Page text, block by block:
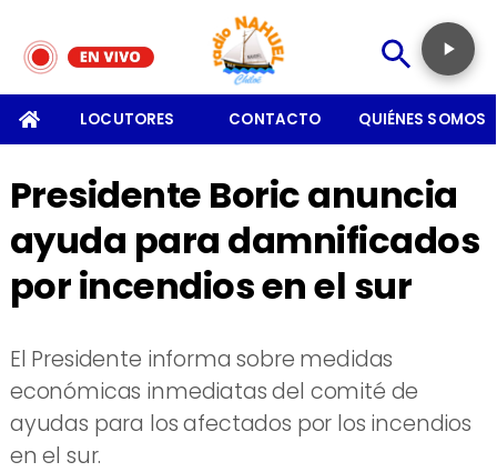
LOCUTORES CONTACTO QUIÉNES SOMOS
Presidente Boric anuncia
ayuda para damnificados
por incendios en el sur
El Presidente informa sobre medidas
económicas inmediatas del comité de
ayudas para los afectados por los incendios
en el sur.